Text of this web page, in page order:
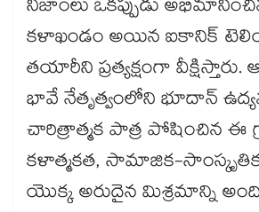
నిజాంలు ఒకప్పుడు
కళాఖండం అయిన ఐకానిక్
తయారీని ప్రత్యక్షంగా
భావే నేతృత్వంలోని భూదాన్
చారిత్రాత్మక పాత్ర పోషించిన ఈ
కళాత్మకత, సామాజిక-
యొక్క అరుదైన మిశ్రమాన్ని